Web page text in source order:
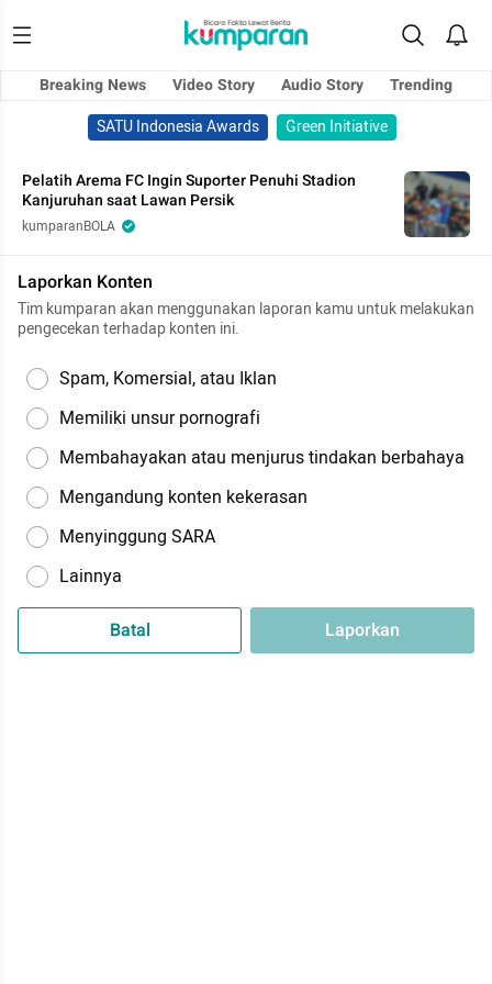
Breaking News Video Story Audio Story
Trending
SATU Indonesia Awards
Green Initiative
Pelatih Arema FC Ingin Suporter Penuhi Stadion
Kanjuruhan saat Lawan Persik
kumparanBOLA
Laporkan Konten
Tim kumparan akan menggunakan laporan kamu untuk melakukan
pengecekan terhadap konten ini.
Spam, Komersial, atau Iklan
Memiliki unsur pornografi
Membahayakan atau menjurus tindakan berbahaya
Mengandung konten kekerasan
Menyinggung SARA
Lainnya
Batal Laporkan